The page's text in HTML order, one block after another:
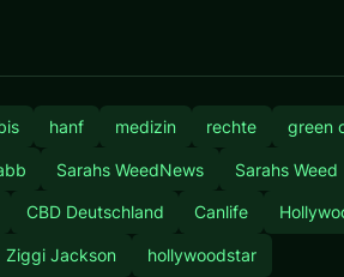
hanf medizin rechte green
Sarahs WeedNews Sarahs Weed
CBD Deutschland Canlife
Ziggi Jackson hollywoodstar